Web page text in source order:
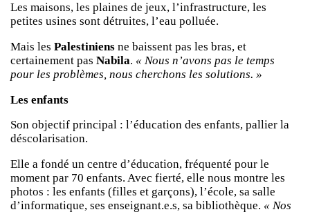
Les maisons, les plaines de jeux, l’infrastructure, les
petites usines sont détruites, l’eau polluée.
Mais les Palestiniens ne baissent pas les bras, et
certainement pas Nabila. « Nous n’avons pas le temps
pour les problèmes, nous cherchons les solutions. »
Les enfants
Son objectif principal : l’éducation des enfants, pallier la
déscolarisation.
Elle a fondé un centre d’éducation, fréquenté pour le
moment par 70 enfants. Avec fierté, elle nous montre les
photos : les enfants (filles et garçons), l’école, sa salle
d’informatique, ses enseignant.e.s, sa bibliothèque. « Nos